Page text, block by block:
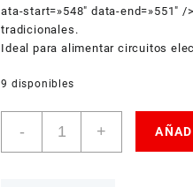
ata-start=»548″ data-end=»551″
tradicionales.
Ideal para alimentar circuitos
9 disponibles
-
Convertidor+